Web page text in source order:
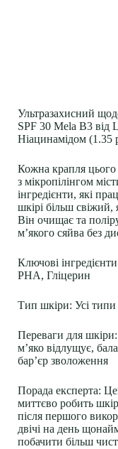
Ультразахисний
SPF 30 Mela B3 від
Ніацинамідом (1.35
Кожна крапля
з мікропілінгом
інгредієнти, які
шкірі більш
Він очищає та
м’якого сяйва без
Ключові інгредієнти
PHA, Гліцерин
Тип шкіри: Усі
Переваги для шкіри
м’яко відлущує,
бар’єр зволоження
Порада експерта:
миттєво робить
після першого
двічі на день
побачити більш